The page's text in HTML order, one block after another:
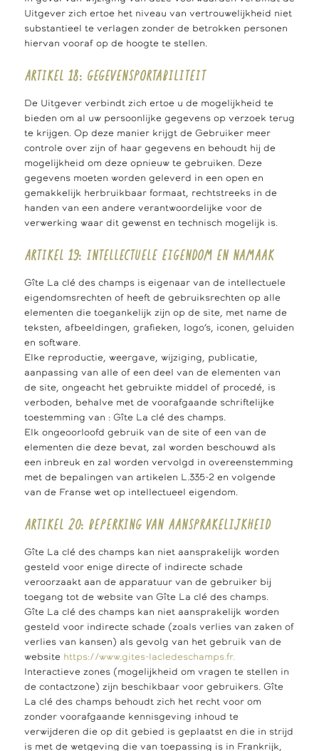
Uitgever zich ertoe het niveau van vertrouwelijkheid niet
substantieel te verlagen zonder de betrokken personen
hiervan vooraf op de hoogte te stellen.
ARTIKEL 18: GEGEVENSPORTABILITEIT
De Uitgever verbindt zich ertoe u de mogelijkheid te
bieden om al uw persoonlijke gegevens op verzoek terug
te krijgen. Op deze manier krijgt de Gebruiker meer
controle over zijn of haar gegevens en behoudt hij de
mogelijkheid om deze opnieuw te gebruiken. Deze
gegevens moeten worden geleverd in een open en
gemakkelijk herbruikbaar formaat, rechtstreeks in de
handen van een andere verantwoordelijke voor de
verwerking waar dit gewenst en technisch mogelijk is.
ARTIKEL 19: INTELLECTUELE EIGENDOM EN NAMAAK
Gîte La clé des champs is eigenaar van de intellectuele
eigendomsrechten of heeft de gebruiksrechten op alle
elementen die toegankelijk zijn op de site, met name de
teksten, afbeeldingen, grafieken, logo’s, iconen, geluiden
en software.
Elke reproductie, weergave, wijziging, publicatie,
aanpassing van alle of een deel van de elementen van
de site, ongeacht het gebruikte middel of procedé, is
verboden, behalve met de voorafgaande schriftelijke
toestemming van : Gîte La clé des champs.
Elk ongeoorloofd gebruik van de site of een van de
elementen die deze bevat, zal worden beschouwd als
een inbreuk en zal worden vervolgd in overeenstemming
met de bepalingen van artikelen L.335-2 en volgende
van de Franse wet op intellectueel eigendom.
ARTIKEL 20: BEPERKING VAN AANSPRAKELIJKHEID
Gîte La clé des champs kan niet aansprakelijk worden
gesteld voor enige directe of indirecte schade
veroorzaakt aan de apparatuur van de gebruiker bij
toegang tot de website van Gîte La clé des champs.
Gîte La clé des champs kan niet aansprakelijk worden
gesteld voor indirecte schade (zoals verlies van zaken of
verlies van kansen) als gevolg van het gebruik van de
website https://www.gites-lacledeschamps.fr.
Interactieve zones (mogelijkheid om vragen te stellen in
de contactzone) zijn beschikbaar voor gebruikers. Gîte
La clé des champs behoudt zich het recht voor om
zonder voorafgaande kennisgeving inhoud te
verwijderen die op dit gebied is geplaatst en die in strijd
is met de wetgeving die van toepassing is in Frankrijk,